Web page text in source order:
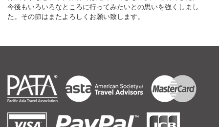
今後もいろいろなところに行ってみたいとの思いを強くしまし
た。その節はまたよろしくお願い致します。